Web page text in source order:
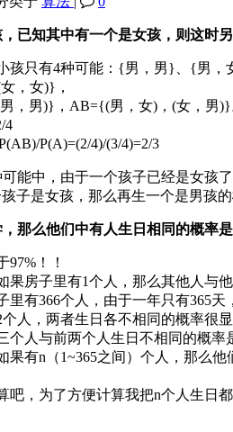
已知其中有一个是女孩，则这时
孩只有4种可能：{男，男}、{男
，女)}，
，男)}，AB={(男，女)，(女，男
4
P(A)=(2/4)/(3/4)=2/3
能中，由于一个孩子已经是女孩
子是女孩，那么再生一个是男孩
那么他们中有人生日相同的概率
！！
果房子里有1个人，那么其他人与
里有366个人，由于一年只有365
人，两者生日各不相同的概率很
人与前两个人生日不相同的概率
有n（1~365之间）个人，那么
吧，为了方便计算我把n个人生日